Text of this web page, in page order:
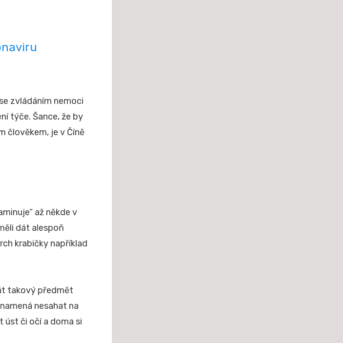
zvládáním nemoci
týče. Šance, že by
člověkem, je v Číně
až někde v
dát alespoň
krabičky například
takový předmět
nesahat na
úst či očí a doma si